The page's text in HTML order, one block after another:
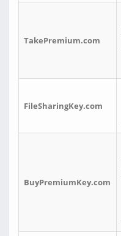
TakePremium.com
FileSharingKey.com
BuyPremiumKey.com